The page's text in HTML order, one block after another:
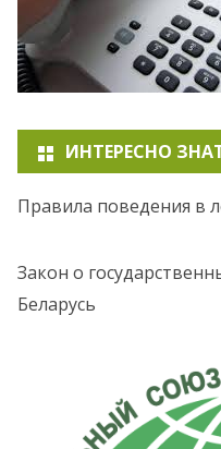
ИНТЕРЕСНО
Правила поведения в
Закон о
Беларусь